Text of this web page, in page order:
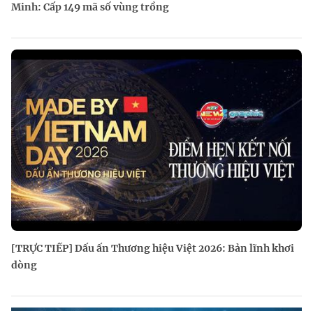
Minh: Cấp 149 mã số vùng trồng
[TRỰC TIẾP] Dấu ấn Thương hiệu Việt 2026: Bản lĩnh khơi
dòng